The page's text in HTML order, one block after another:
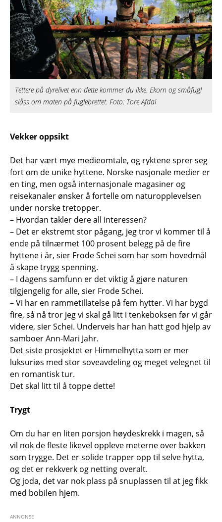
Tettere på dyrelivet enn dette kommer du ikke. Ekorn og småfugl
slåss om maten på fuglebrettet. Foto: Tore Afdal
Vekker oppsikt
Det har vært mye medieomtale, og ryktene sprer seg
fort om de unike hyttene. Norske nasjonale medier er
en ting, men også internasjonale magasiner og
reisekanaler ønsker å fortelle om naturopplevelsen
under norske tretopper.
– Hvordan takler dere all interessen?
– Det er ekstremt stor pågang, jeg tror vi kommer til å
ende på tilnærmet 100 prosent belegg på de fire
hyttene i år, sier Frode Schei som har som hovedmål
å skape trygg spenning.
– I dagens samfunn er det viktig å gjøre naturen
tilgjengelig for alle, sier Frode Schei.
– Vi har en rammetillatelse på fem hytter. Vi har bygd
fire, så nå tror jeg vi skal gå litt i tenkeboksen før vi går
videre, sier Schei. Underveis har han hatt god hjelp av
samboer Ann-Mari Jahr.
Det siste prosjektet er Himmelhytta som er mer
luksuriøs med stor soveavdeling og meget velegnet til
en romantisk tur.
Det skal litt til å toppe dette!
Trygt
Om du har en liten porsjon høydeskrekk i magen, så
vil nok de fleste likevel oppleve meterne over bakken
som trygge. Det er solide trapper opp til selve hytta,
og det er rekkverk og netting overalt.
Og joda, det var nok plass på snuplassen til at jeg fikk
med bobilen hjem.